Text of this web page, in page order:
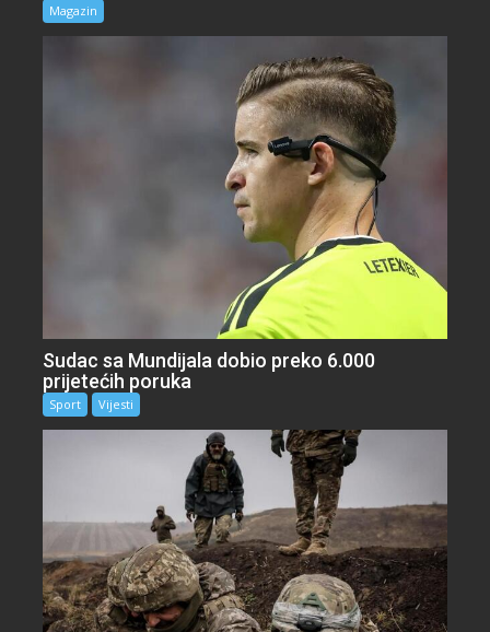
Magazin
Sudac sa Mundijala dobio preko 6.000
prijetećih poruka
Sport Vijesti